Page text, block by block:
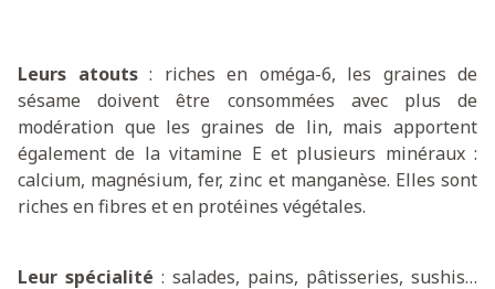
Leurs atouts: riches en oméga-6, les graines de
sésame doivent être consommées avec plus de
modération que les graines de lin, mais apportent
également de la vitamine E et plusieurs minéraux :
calcium, magnésium, fer, zinc et manganèse. Elles sont
riches en fibres et en protéines végétales.
Leur spécialité : salades, pains, pâtisseries, sushis…